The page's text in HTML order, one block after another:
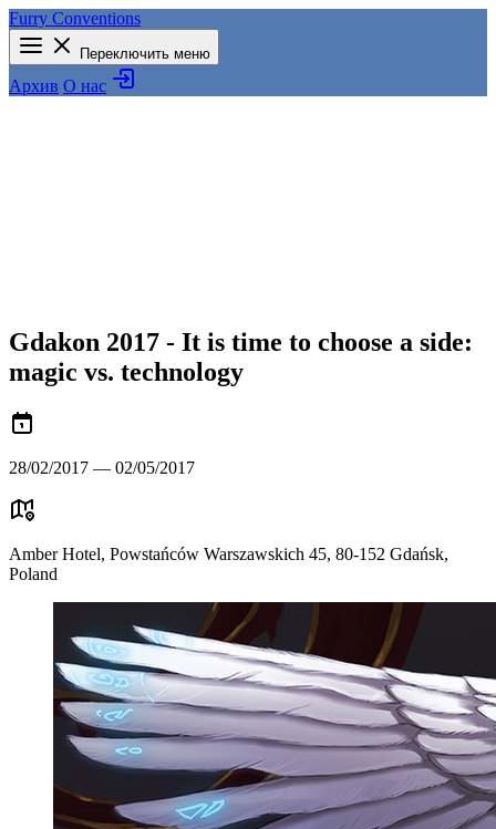
Furry Conventions
Переключить меню
Архив О нас
Gdakon 2017 - It is time to choose a side:
magic vs. technology
28/02/2017 — 02/05/2017
Amber Hotel, Powstańców Warszawskich 45, 80-152 Gdańsk,
Poland